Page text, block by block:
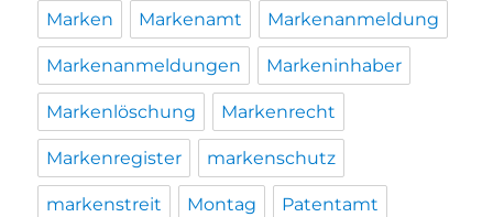
Marken Markenamt Markenanmeldung
Markenanmeldungen Markeninhaber
Markenlöschung Markenrecht
Markenregister markenschutz
markenstreit Montag Patentamt